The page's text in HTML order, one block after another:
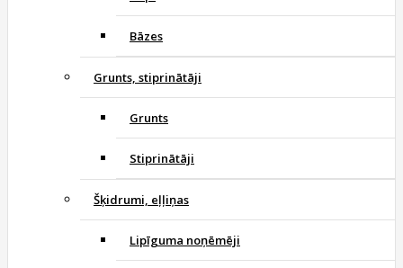
Bāzes
Grunts, stiprinātāji
Grunts
Stiprinātāji
Šķidrumi, eļļiņas
Lipīguma noņēmēji